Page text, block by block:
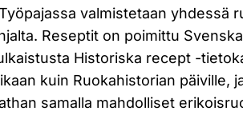
valmistetaan yhdessä
Reseptit on poimittu Svenska
Historiska recept -
kuin Ruokahistorian päiville,
samalla mahdolliset